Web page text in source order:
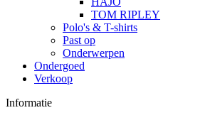
TOM RIPLEY
Polo's & T-shirts
Past op
Onderwerpen
Ondergoed
Verkoop
Informatie